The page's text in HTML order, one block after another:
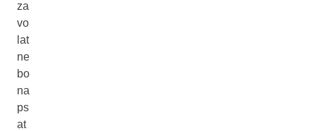
za
vo
lat
ne
bo
na
ps
at